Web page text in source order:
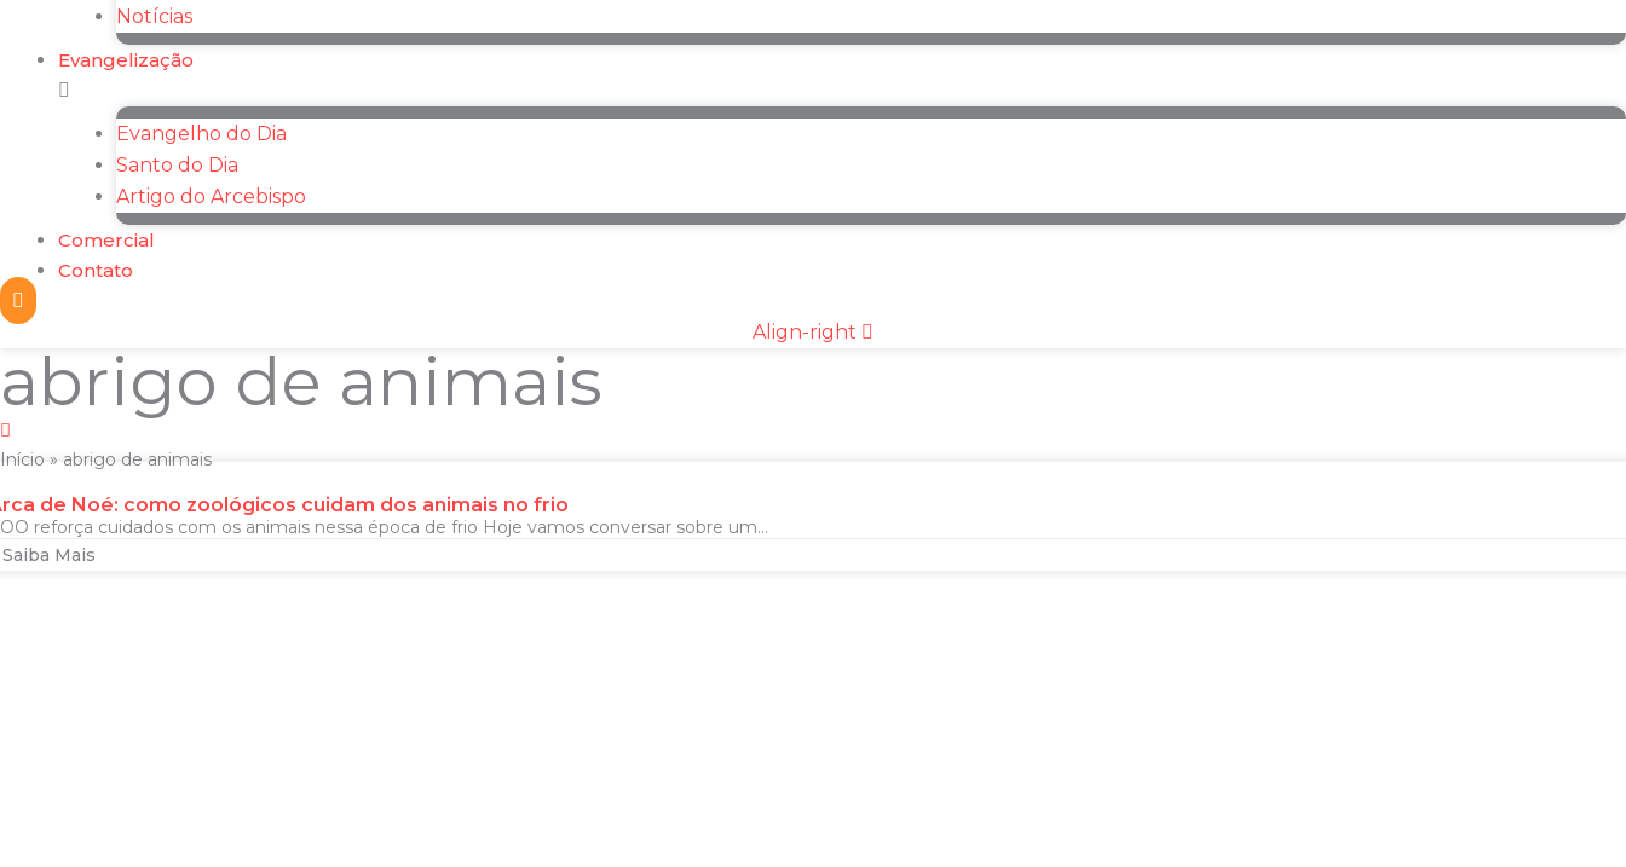
Notícias
Evangelização
Evangelho do Dia
Santo do Dia
Artigo do Arcebispo
Comercial
Contato
Align-right
abrigo de animais
Início » abrigo de animais
de Noé: como zoológicos cuidam dos animais no frio
reforça cuidados com os animais nessa época de frio Hoje vamos conversar sobre um...
Saiba Mais